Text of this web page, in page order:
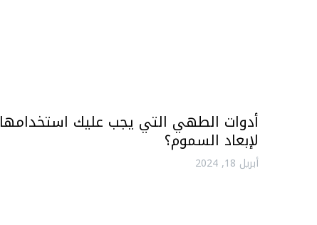
أدوات الطهي التي يجب عليك استخدامها
لإبعاد السموم؟
أبريل 18, 2024